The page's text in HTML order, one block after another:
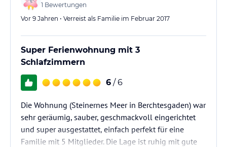
1 Bewertungen
Vor 9 Jahren • Verreist als Familie im Februar 2017
Super Ferienwohnung mit 3
Schlafzimmern
6 / 6
Die Wohnung (Steinernes Meer in Berchtesgaden) war
sehr geräumig, sauber, geschmackvoll eingerichtet
und super ausgestattet, einfach perfekt für eine
Familie mit 5 Mitglieder. Die Lage ist ruhig mit gute